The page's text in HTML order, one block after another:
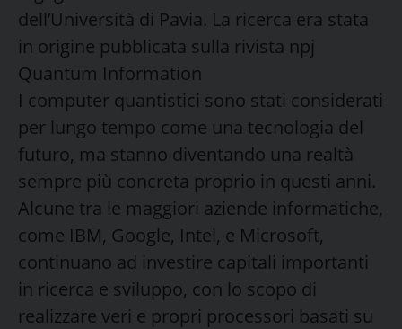
dell’Università di Pavia. La ricerca era stata
in origine pubblicata sulla rivista npj
Quantum Information
I computer quantistici sono stati considerati
per lungo tempo come una tecnologia del
futuro, ma stanno diventando una realtà
sempre più concreta proprio in questi anni.
Alcune tra le maggiori aziende informatiche,
come IBM, Google, Intel, e Microsoft,
continuano ad investire capitali importanti
in ricerca e sviluppo, con lo scopo di
realizzare veri e propri processori basati su